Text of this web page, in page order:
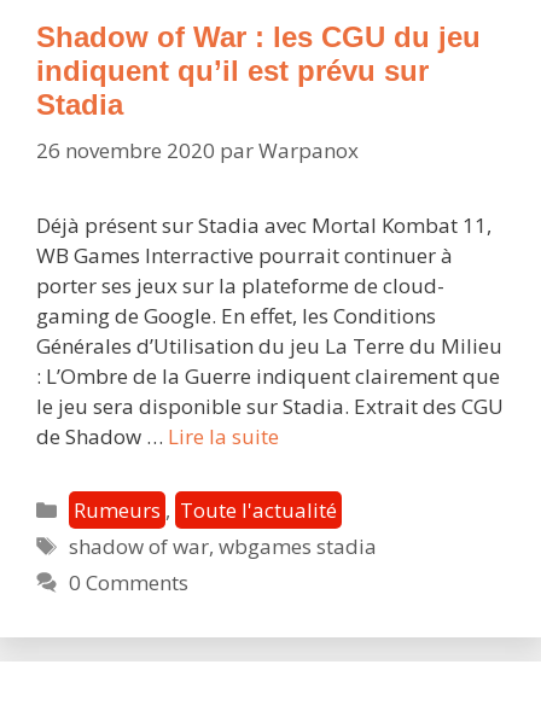
Shadow of War : les CGU du jeu
indiquent qu’il est prévu sur
Stadia
26 novembre 2020 parWarpanox
Déjà présent sur Stadia avec Mortal Kombat 11,
WB Games Interractive pourrait continuer à
porter ses jeux sur la plateforme de cloud-
gaming de Google. En effet, les Conditions
Générales d’Utilisation du jeu La Terre du Milieu
: L’Ombre de la Guerre indiquent clairement que
le jeu sera disponible sur Stadia. Extrait des CGU
de Shadow … Lire la suite
War
:
les
jeu
Catégories
Rumeurs , Toute l'actualité
Étiquettes
shadow of war,wbgames stadia
0 Comments